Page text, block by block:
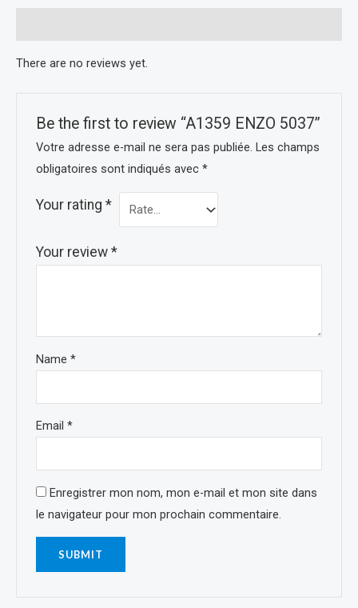
There are no reviews yet.
Be the first to review “A1359 ENZO 5037”
Votre adresse e-mail ne sera pas publiée. Les champs
obligatoires sont indiqués avec*
Your rating*
Your review*
Name*
Email*
Enregistrer mon nom, mon e-mail et mon site dans
le navigateur pour mon prochain commentaire.